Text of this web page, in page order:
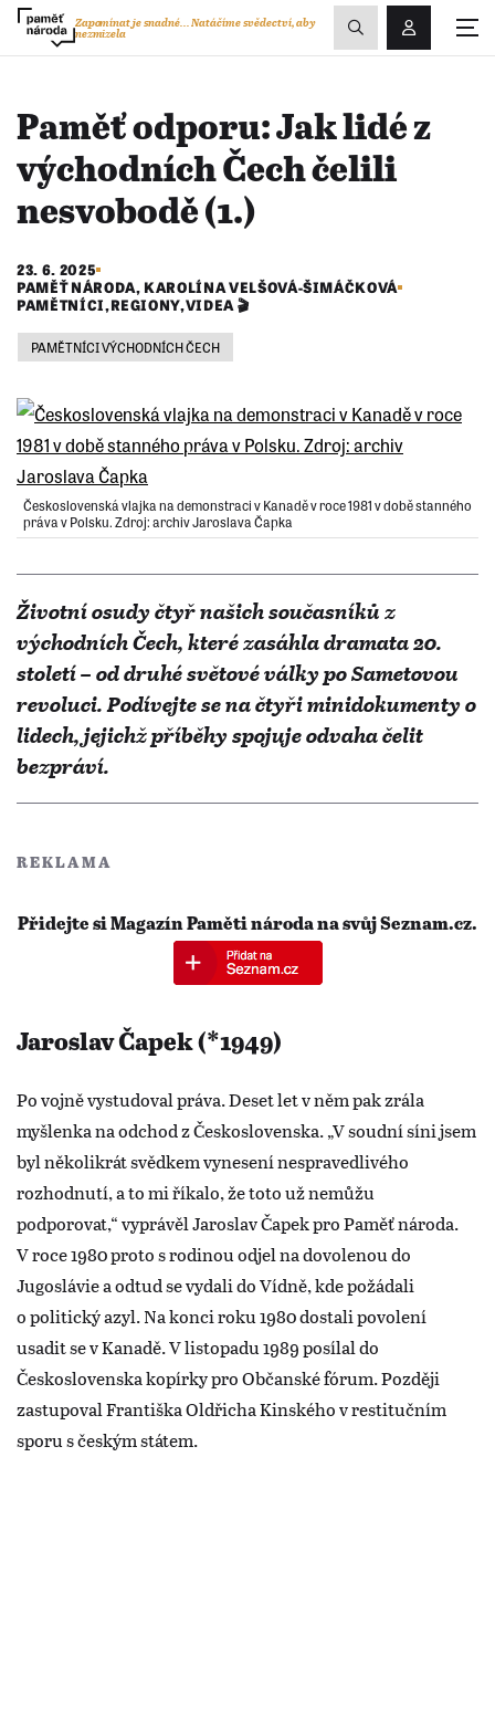
Přihlášení/
Zapomínat je snadné...Natáčíme svědectví, aby
nezmizela
Zobrazit
vyhledávání
Paměť odporu: Jak lidé z
východních Čech čelili
nesvobodě (1.)
23. 6. 2025
PAMĚŤ NÁRODA, KAROLÍNA VELŠOVÁ-ŠIMÁČKOVÁ
PAMĚTNÍCI,REGIONY,VIDEA 🎬
PAMĚTNÍCI VÝCHODNÍCH ČECH
Československá vlajka na demonstraci v Kanadě v roce 1981 v době stanného
práva v Polsku. Zdroj: archiv Jaroslava Čapka
Životní osudy čtyř našich současníků z
východních Čech, které zasáhla dramata 20.
století – od druhé světové války po Sametovou
revoluci. Podívejte se na čtyři minidokumenty o
lidech, jejichž příběhy spojuje odvaha čelit
bezpráví.
REKLAMA
Přidejte si Magazín Paměti národa na svůj Seznam.cz.
Jaroslav Čapek (*1949)
Po vojně vystudoval práva. Deset let v něm pak zrála
myšlenka na odchod z Československa. „V soudní síni jsem
byl několikrát svědkem vynesení nespravedlivého
rozhodnutí, a to mi říkalo, že toto už nemůžu
podporovat,“ vyprávěl Jaroslav Čapek pro Paměť národa.
V roce 1980 proto s rodinou odjel na dovolenou do
Jugoslávie a odtud se vydali do Vídně, kde požádali
o politický azyl. Na konci roku 1980 dostali povolení
usadit se v Kanadě. V listopadu 1989 posílal do
Československa kopírky pro Občanské fórum. Později
zastupoval Františka Oldřicha Kinského v restitučním
sporu s českým státem.